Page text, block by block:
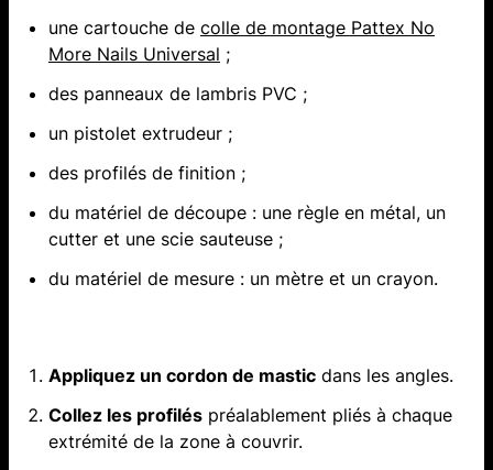
une cartouche de colle de montage Pattex No
More Nails Universal ;
des panneaux de lambris PVC ;
un pistolet extrudeur ;
des profilés de finition ;
du matériel de découpe : une règle en métal, un
cutter et une scie sauteuse ;
du matériel de mesure : un mètre et un crayon.
Appliquez un cordon de mastic dans les angles.
Collez les profilés préalablement pliés à chaque
extrémité de la zone à couvrir.